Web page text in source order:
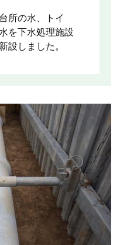
所の水、トイ
を下水処理施設
設しました。